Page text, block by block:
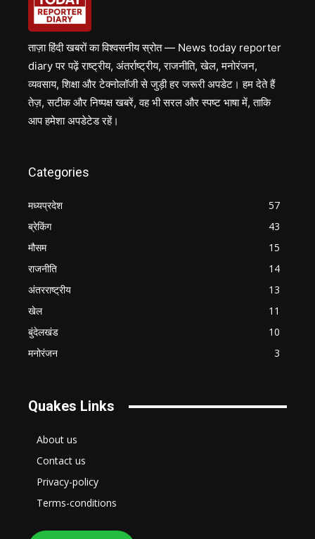
ताज़ा हिंदी खबरों का विश्वसनीय स्रोत — News today reporter
diary पर पढ़ें राष्ट्रीय, अंतर्राष्ट्रीय, राजनीति, खेल, मनोरंजन,
व्यवसाय, शिक्षा और टेक्नोलॉजी से जुड़ी हर जरूरी अपडेट। हम देते हैं
तेज़, सटीक और निष्पक्ष खबरें, वह भी सरल और स्पष्ट भाषा में, ताकि
आप हमेशा अपडेटेड रहें।
Categories
मध्यप्रदेश
57
ब्रेकिंग
43
मौसम
15
राजनीति
14
अंतरराष्ट्रीय
13
खेल
11
बुंदेलखंड
10
मनोरंजन
3
Quakes Links
About us
Contact us
Privacy-policy
Terms-conditions